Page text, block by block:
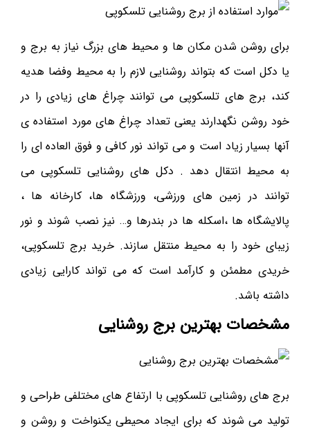
برای روشن شدن مکان ها و محیط های بزرگ نیاز به برج و
یا دکل است که بتواند روشنایی لازم را به محیط وفضا هدیه
کند، برج های تلسکوپی می توانند چراغ های زیادی را در
خود روشن نگهدارند یعنی تعداد چراغ های مورد استفاده ی
آنها بسیار زیاد است و می تواند نور کافی و فوق العاده ای را
به محیط انتقال دهد . دکل های روشنایی تلسکوپی می
توانند در زمین های ورزشی، ورزشگاه ها، کارخانه ها ،
پالایشگاه ها ،اسکله ها در بندرها و… نیز نصب شوند و نور
زیبای خود را به محیط منتقل سازند. خرید برج تلسکوپی،
خریدی مطمئن و کارآمد است که می تواند کارایی زیادی
داشته باشد.
مشخصات بهترین برج روشنایی
برج های روشنایی تلسکوپی با ارتفاع های مختلفی طراحی و
تولید می شوند که برای ایجاد محیطی یکنواخت و روشن و